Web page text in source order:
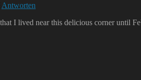
Antworten
I lived near this delicious corner until